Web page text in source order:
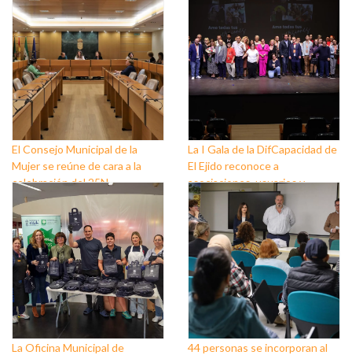
El Consejo Municipal de la
Mujer se reúne de cara a la
celebración del 25N
La I Gala de la DifCapacidad de
El Ejido reconoce a
asociaciones, usuarios y
personas que trabajan a favor
de este colectivo
La Oficina Municipal de
44 personas se incorporan al